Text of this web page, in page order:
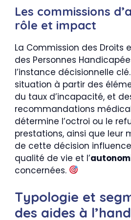
Les commissions
rôle et impact
La Commission des Droits
des Personnes
l’instance décisionnelle
situation à partir des
du taux d’incapacité, et
recommandations
détermine l’octroi ou le
prestations, ainsi que leur
de cette décision
qualité de vie et l’
concernées.
Typologie et
des aides à